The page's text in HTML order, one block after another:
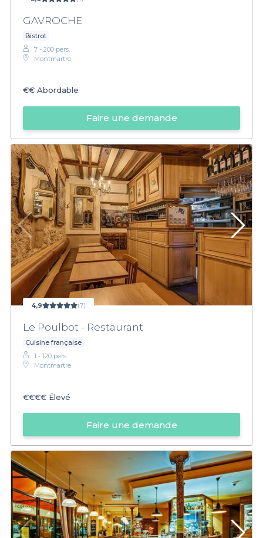
GAVROCHE
Bistrot
7 - 200 pers.
Montmartre
€€ Abordable
Faire une demande
4,9 (7)
Le Poulbot - Restaurant
Cuisine française
1 - 120 pers.
Montmartre
€€€€ Élevé
Faire une demande